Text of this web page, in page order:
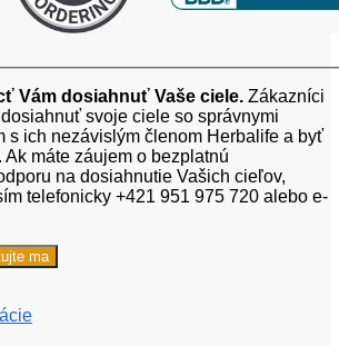
Vám dosiahnuť Vaše ciele. Zákazníci
svoje ciele so správnymi
s ich nezávislým členom Herbalife a byť
máte záujem o bezplatnú
na dosiahnutie Vašich cieľov,
telefonicky +421 951 975 720 alebo e-
ma